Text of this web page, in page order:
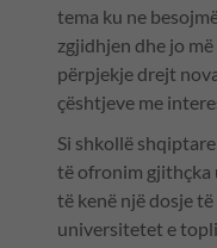
tema ku ne
zgjidhjen dhe jo
përpjekje drejt
çështjeve me
Si shkollë
të ofronim gjithçka
të kenë një dosje
universitetet e